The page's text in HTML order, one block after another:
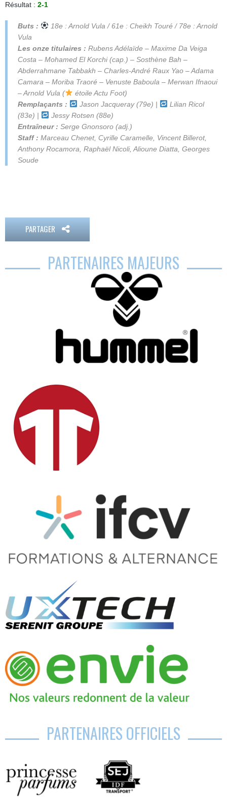
Résultat : 2-1
Buts :
18e : Arnold Vula / 61e : Cheikh Touré / 78e : Arnold
Vula
Les onze titulaires : Rubens Adélaïde – Maxime Da Veiga
Costa – Mohamed El Korchi(cap.) – Sosthène Bah –
Abderrahmane Tabbakh – Charles-André Raux Yao – Adama
Camara – Moriba Traoré – Venuste Baboula – Merwan Ifnaoui
– Arnold Vula (
étoile Actu Foot)
Remplaçants :
Jason Jacqueray (79e) |
Lilian Ricol
(83e) |
Jessy Rotsen (88e)
Entraîneur : Serge Gnonsoro (adj.)
Staff : Marceau Chenet, Cyrille Caramelle, Vincent Billerot,
Anthony Rocamora, Raphaël Nicoli, Alioune Diatta, Georges
Soude
PARTAGER
PARTENAIRES MAJEURS
PARTENAIRES OFFICIELS